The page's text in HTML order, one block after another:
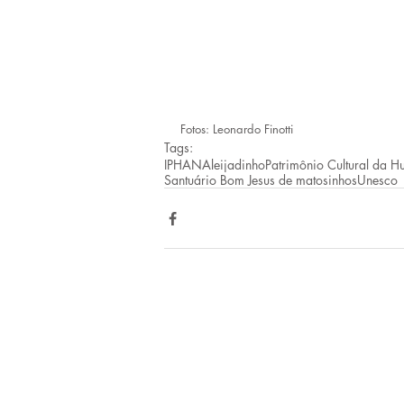
Fotos: Leonardo Finotti
Tags:
IPHANAleijadinhoPatrimônio Cultural da
Santuário Bom Jesus de matosinhosUnesco